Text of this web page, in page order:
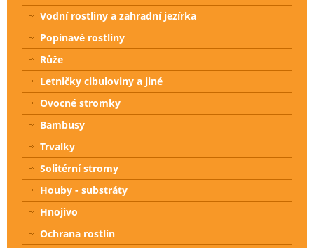
Vodní rostliny a zahradní jezírka
Popínavé rostliny
Růže
Letničky cibuloviny a jiné
Ovocné stromky
Bambusy
Trvalky
Solitérní stromy
Houby - substráty
Hnojivo
Ochrana rostlin